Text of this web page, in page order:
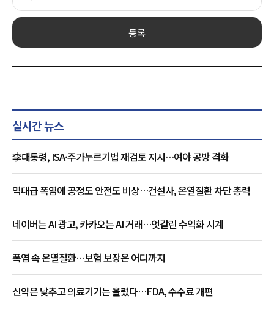
등록
실시간 뉴스
李대통령, ISA·주가누르기법 재검토 지시…여야 공방 격화
역대급 폭염에 공정도 안전도 비상…건설사, 온열질환 차단 총력
네이버는 AI 광고, 카카오는 AI 거래…엇갈린 수익화 시계
폭염 속 온열질환…보험 보장은 어디까지
신약은 낮추고 의료기기는 올렸다…FDA, 수수료 개편